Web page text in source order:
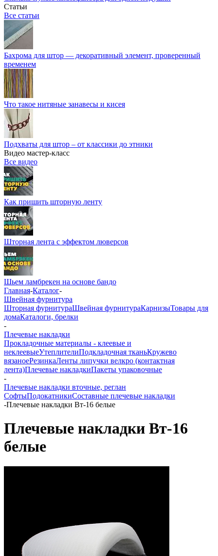
Статьи
Все статьи
Бахрома для штор — декоративный элемент, проверенный
временем
Что такое нитяные занавесы и кисея
Подхваты для штор – от классики до этники
Видео мастер-класс
Все видео
Как пришить шторную ленту
Шторная лента с эффектом люверсов
Шьем ламбрекен на основе бандо
Главная-Каталог-
Швейная фурнитура
Шторная фурнитураШвейная фурнитураКарнизыТовары для
домаКаталоги, брелки
-
Плечевые накладки
Прокладочные материалы - клеевые и
неклеевыеУтеплителиПодкладочная тканьКружево
вязаноеРезинкаЛенты липучки велкро (контактная
лента)Плечевые накладкиПакеты упаковочные
-
Плечевые накладки вточные, реглан
СофтыПодокатникиСоставные плечевые накладки
-Плечевые накладки Вт-16 белые
Плечевые накладки Вт-16
белые